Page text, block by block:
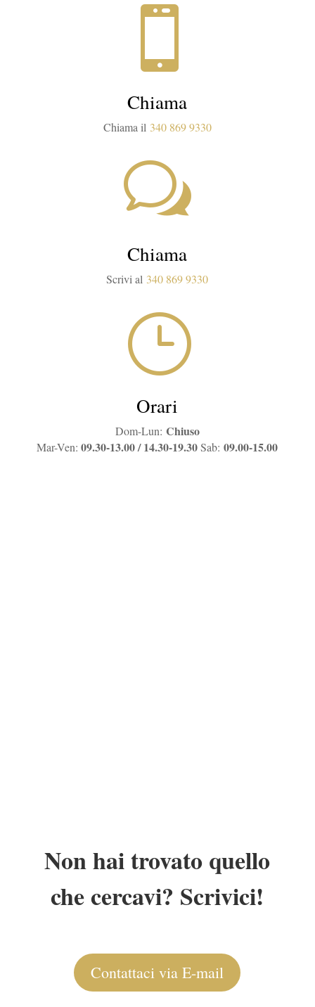

Chiama
Chiama il 340 869 9330
w
Chiama
Scrivi al 340 869 9330
}
Orari
Dom-Lun: Chiuso
Mar-Ven:09.30-13.00 / 14.30-19.30Sab:09.00-15.00
Non hai trovato quello
che cercavi? Scrivici!
Contattaci via E-mail